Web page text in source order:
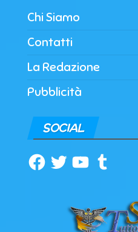
Chi Siamo
Contatti
La Redazione
Pubblicità
SOCIAL
Facebook
TwitterYouTubeTumblr